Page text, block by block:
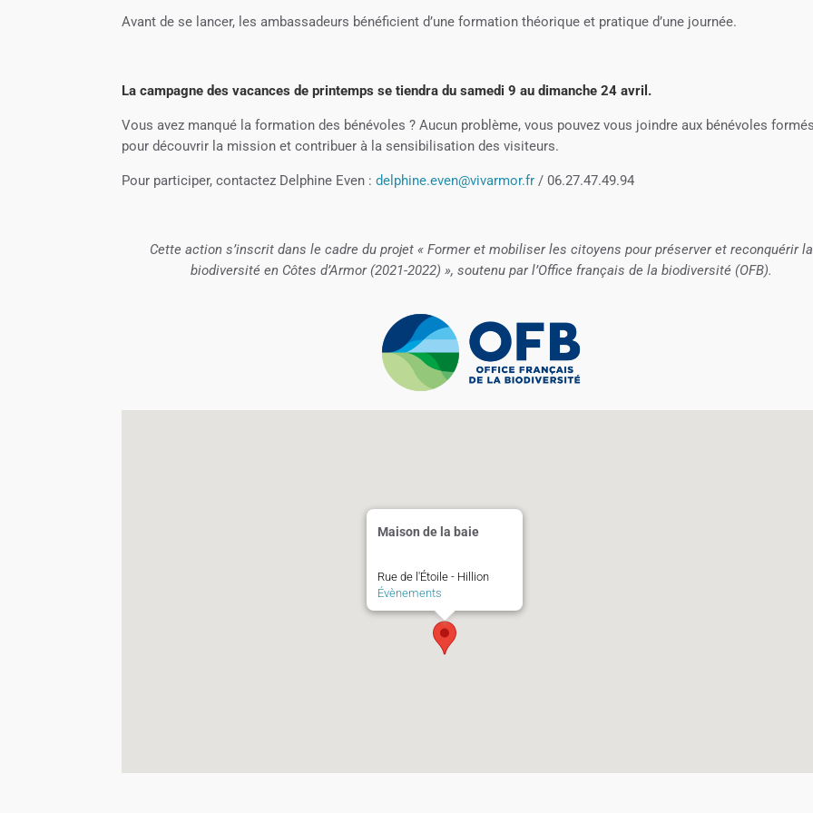
Avant de se lancer, les ambassadeurs bénéficient d’une formation théorique et pratique d’une journée.
La campagne des vacances de printemps se tiendra du samedi 9 au dimanche 24 avril.
Vous avez manqué la formation des bénévoles ? Aucun problème, vous pouvez vous joindre aux bénévoles
pour découvrir la mission et contribuer à la sensibilisation des visiteurs.
Pour participer, contactez Delphine Even :delphine.even@vivarmor.fr / 06.27.47.49.94
Cette action s’inscrit dans le cadre du projet « Former et mobiliser les citoyens pour préserver et reconquérir la
biodiversité en Côtes d’Armor (2021-2022) », soutenu par l’Office français de la biodiversité (OFB).
Maison de la baie
Rue de l'Étoile - Hillion
Évènements